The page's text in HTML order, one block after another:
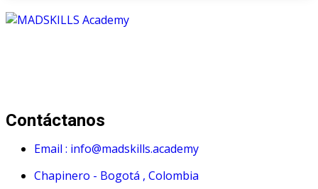
Contáctanos
Email : info@madskills.academy
Chapinero - Bogotá , Colombia